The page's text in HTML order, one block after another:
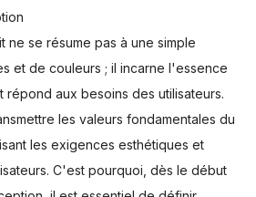
ne se résume pas à une simple
et de couleurs ; il incarne l'essence
répond aux besoins des utilisateurs.
les valeurs fondamentales du
les exigences esthétiques et
C'est pourquoi, dès le début